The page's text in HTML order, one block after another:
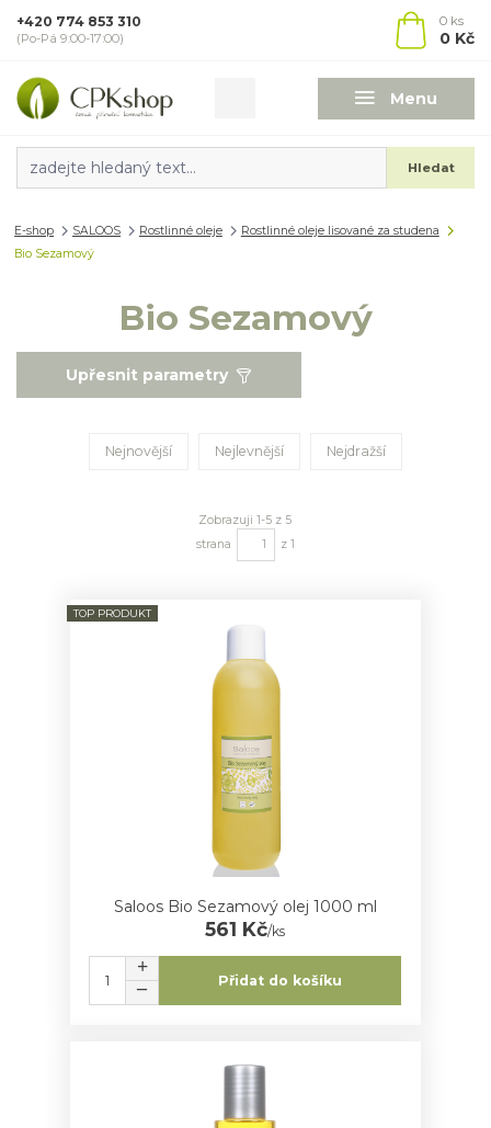
Menu
Hledat
+420 774 853 310
(Po-Pá 9:00-17:00)
0 ks
0 Kč
E-shop SALOOS Rostlinné oleje
Rostlinné oleje lisované za studena
Bio Sezamový
Bio Sezamový
Upřesnit parametry
Nejnovější Nejlevnější Nejdražší
Zobrazuji 1-5 z 5
strana
z 1
TOP PRODUKT
Saloos Bio Sezamový olej 1000 ml
561 Kč/ks
Přidat do košíku